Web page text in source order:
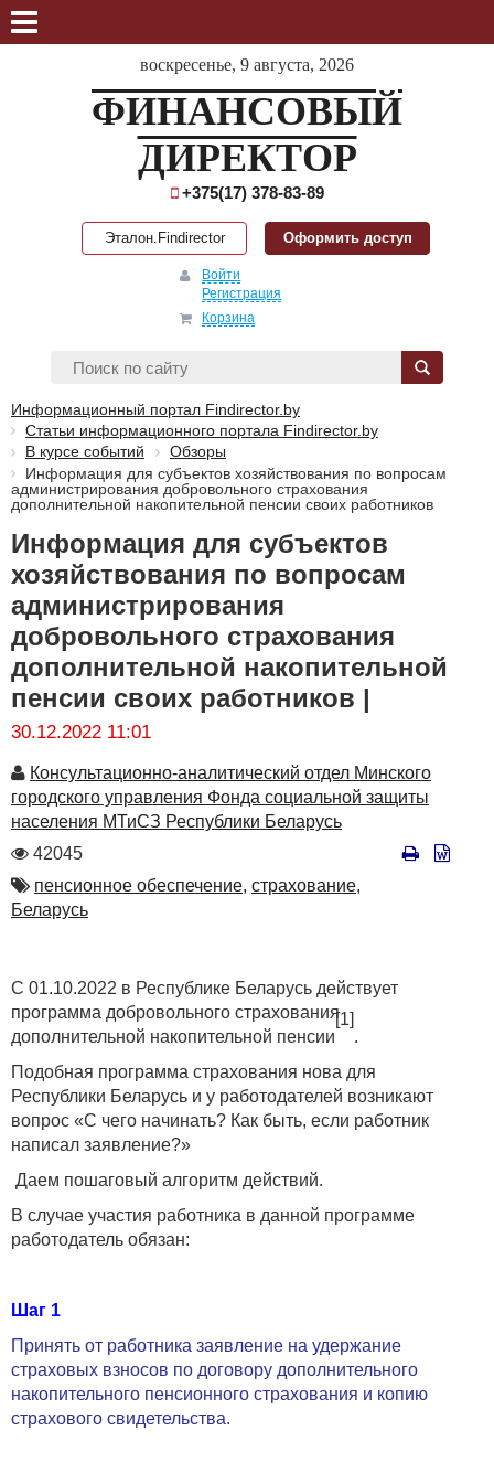
воскресенье, 9 августа, 2026
ФИНАНСОВЫЙ
ДИРЕКТОР
+375(17) 378-83-89
Эталон.Findirector Оформить доступ
Войти
Регистрация
Корзина
Информационный портал Findirector.by
Статьи информационного портала Findirector.by
В курсе событий
Обзоры
Информация для субъектов хозяйствования по вопросам
администрирования добровольного страхования
дополнительной накопительной пенсии своих работников
Информация для субъектов
хозяйствования по вопросам
администрирования
добровольного страхования
дополнительной накопительной
пенсии своих работников |
30.12.2022 11:01
Автор
Консультационно-аналитический отдел Минского
городского управления Фонда социальной защиты
населения МТиСЗ Республики Беларусь
Количество
42045
Автор
пенсионное обеспечение, страхование,
Беларусь
С 01.10.2022 в Республике Беларусь действует
программа добровольного страхования
дополнительной накопительной пенсии
[1]
.
Подобная программа страхования нова для
Республики Беларусь и у работодателей возникают
вопрос «С чего начинать? Как быть, если работник
написал заявление?»
Даем пошаговый алгоритм действий.
В случае участия работника в данной программе
работодатель обязан:
Шаг 1
Принять от работника заявление на удержание
страховых взносов по договору дополнительного
накопительного пенсионного страхования и копию
страхового свидетельства.